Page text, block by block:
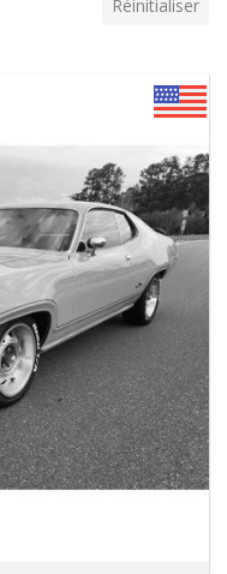
Réinitialiser